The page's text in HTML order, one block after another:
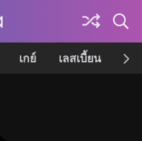
เกย์ เลสเบี้ยน เค